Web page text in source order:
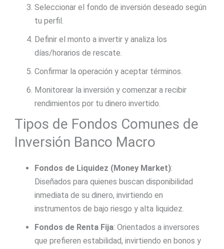
Seleccionar el fondo de inversión deseado según
tu perfil.
Definir el monto a invertir y analiza los
días/horarios de rescate.
Confirmar la operación y aceptar términos.
Monitorear la inversión y comenzar a recibir
rendimientos por tu dinero invertido.
Tipos de Fondos Comunes de
Inversión Banco Macro
Fondos de Liquidez (Money Market):
Diseñados para quienes buscan disponibilidad
inmediata de su dinero, invirtiendo en
instrumentos de bajo riesgo y alta liquidez.
Fondos de Renta Fija: Orientados a inversores
que prefieren estabilidad, invirtiendo en bonos y